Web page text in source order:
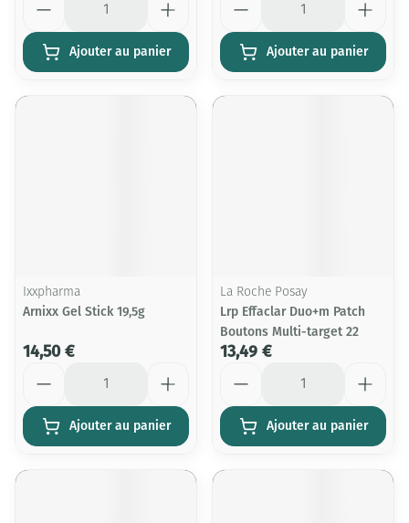
Ajouter au panier Ajouter au panier
Ixxpharma
Arnixx Gel Stick 19,5g
14,50 €
Ajouter au panier
La Roche Posay
Lrp Effaclar Duo+m Patch
Boutons Multi-target 22
13,49 €
Ajouter au panier